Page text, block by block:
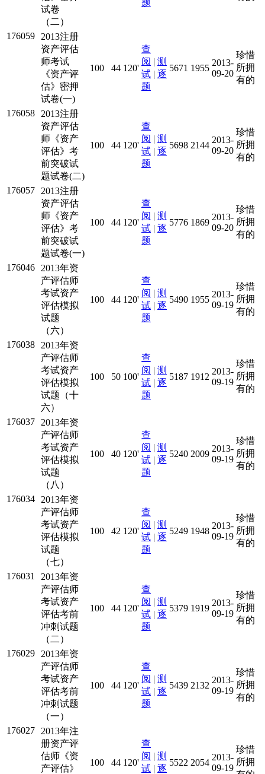
试卷
（二）
题
176059
2013注册
资产评估
师考试
《资产评
估》密押
试卷(一)
100 44 120'
查
阅 | 测
试 | 逐
题
5671 1955
2013-
09-20
珍惜
所拥
有的
176058
2013注册
资产评估
师《资产
评估》考
前突破试
题试卷(二)
100 44 120'
查
阅 | 测
试 | 逐
题
5698 2144
2013-
09-20
珍惜
所拥
有的
176057
2013注册
资产评估
师《资产
评估》考
前突破试
题试卷(一)
100 44 120'
查
阅 | 测
试 | 逐
题
5776 1869
2013-
09-20
珍惜
所拥
有的
176046
2013年资
产评估师
考试资产
评估模拟
试题
（六）
100 44 120'
查
阅 | 测
试 | 逐
题
5490 1955
2013-
09-19
珍惜
所拥
有的
176038
2013年资
产评估师
考试资产
评估模拟
试题（十
六）
100 50 100'
查
阅 | 测
试 | 逐
题
5187 1912
2013-
09-19
珍惜
所拥
有的
176037
2013年资
产评估师
考试资产
评估模拟
试题
（八）
100 40 120'
查
阅 | 测
试 | 逐
题
5240 2009
2013-
09-19
珍惜
所拥
有的
176034
2013年资
产评估师
考试资产
评估模拟
试题
（七）
100 42 120'
查
阅 | 测
试 | 逐
题
5249 1948
2013-
09-19
珍惜
所拥
有的
176031
2013年资
产评估师
考试资产
评估考前
冲刺试题
（二）
100 44 120'
查
阅 | 测
试 | 逐
题
5379 1919
2013-
09-19
珍惜
所拥
有的
176029
2013年资
产评估师
考试资产
评估考前
冲刺试题
（一）
100 44 120'
查
阅 | 测
试 | 逐
题
5439 2132
2013-
09-19
珍惜
所拥
有的
176027
2013年注
册资产评
估师《资
产评估》
100 44 120'
查
阅 | 测
试 | 逐
5522 2054
2013-
09-19
珍惜
所拥